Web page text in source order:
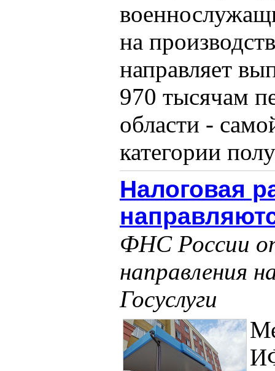
на
направляет
970 тысячам
области -
категории
Налоговая
ФНС России
направления
Госуслуги